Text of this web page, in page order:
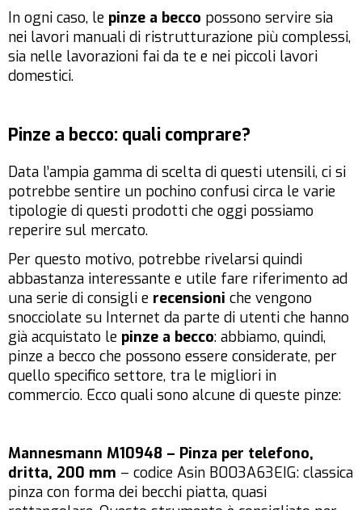
In ogni caso, le pinze a becco possono servire sia
nei lavori manuali di ristrutturazione più complessi,
sia nelle lavorazioni fai da te e nei piccoli lavori
domestici.
Pinze a becco: quali comprare?
Data l’ampia gamma di scelta di questi utensili, ci si
potrebbe sentire un pochino confusi circa le varie
tipologie di questi prodotti che oggi possiamo
reperire sul mercato.
Per questo motivo, potrebbe rivelarsi quindi
abbastanza interessante e utile fare riferimento ad
una serie di consigli e recensioni che vengono
snocciolate su Internet da parte di utenti che hanno
già acquistato le pinze a becco: abbiamo, quindi,
pinze a becco che possono essere considerate, per
quello specifico settore, tra le migliori in
commercio. Ecco quali sono alcune di queste pinze:
Mannesmann M10948 – Pinza per telefono,
dritta, 200 mm – codice Asin B003A63EIG: classica
pinza con forma dei becchi piatta, quasi